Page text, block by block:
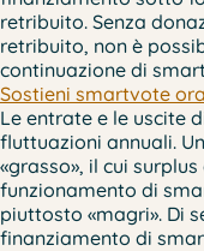
retribuito. Senza
retribuito, non è
continuazione di
Sostieni smartvote ora
Le entrate e le uscite
fluttuazioni annuali.
«grasso», il cui
funzionamento di
piuttosto «magri». Di
finanziamento di